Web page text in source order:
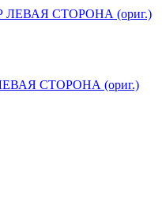
СТОРОНА (ориг.)